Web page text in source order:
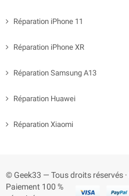
Réparation iPhone 11
Réparation iPhone XR
Réparation Samsung A13
Réparation Huawei
Réparation Xiaomi
© Geek33 — Tous droits réservés ·
Paiement 100 %